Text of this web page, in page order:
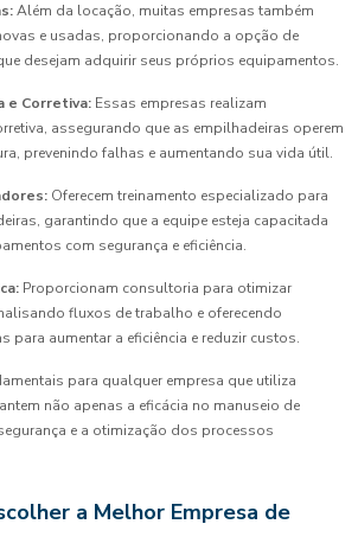
Além da locação, muitas empresas também
e usadas, proporcionando a opção de
desejam adquirir seus próprios equipamentos.
e Corretiva: Essas empresas realizam
assegurando que as empilhadeiras operem
prevenindo falhas e aumentando sua vida útil.
Oferecem treinamento especializado para
garantindo que a equipe esteja capacitada
com segurança e eficiência.
Proporcionam consultoria para otimizar
fluxos de trabalho e oferecendo
para aumentar a eficiência e reduzir custos.
para qualquer empresa que utiliza
não apenas a eficácia no manuseio de
e a otimização dos processos
a Melhor Empresa de